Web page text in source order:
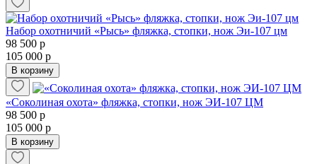
Набор охотничий «Рысь» фляжка, стопки, нож Эи-107 цм
98 500 р
105 000 р
В корзину
«Соколиная охота» фляжка, стопки, нож ЭИ-107 ЦМ
98 500 р
105 000 р
В корзину